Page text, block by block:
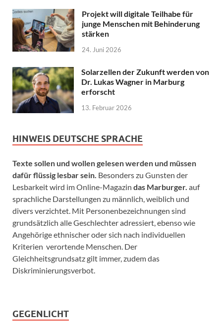
Projekt will digitale Teilhabe für
junge Menschen mit Behinderung
stärken
24. Juni 2026
Solarzellen der Zukunft werden von
Dr. Lukas Wagner in Marburg
erforscht
13. Februar 2026
HINWEIS DEUTSCHE SPRACHE
Texte sollen und wollen gelesen werden und müssen
dafür flüssig lesbar sein. Besonders zu Gunsten der
Lesbarkeit wird im Online-Magazin das Marburger. auf
sprachliche Darstellungen zu männlich, weiblich und
divers verzichtet. Mit Personenbezeichnungen sind
grundsätzlich alle Geschlechter adressiert, ebenso wie
Angehörige ethnischer oder sich nach individuellen
Kriterien verortende Menschen. Der
Gleichheitsgrundsatz gilt immer, zudem das
Diskriminierungsverbot.
GEGENLICHT